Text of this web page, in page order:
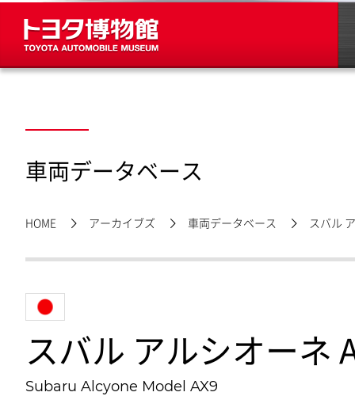
車両データベース
HOME アーカイブズ 車両データベース スバル
スバル アルシオーネ
Subaru Alcyone Model AX9